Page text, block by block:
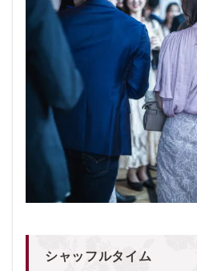
シャッフルタイム